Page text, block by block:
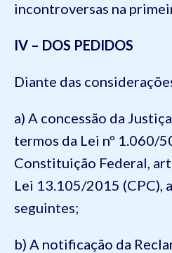
incontroversas na
IV – DOS PEDIDOS
Diante das
a) A concessão da
termos da Lei nº 1.060/
Constituição Federal,
Lei 13.105/2015 (CPC),
seguintes;
b) A notificação da